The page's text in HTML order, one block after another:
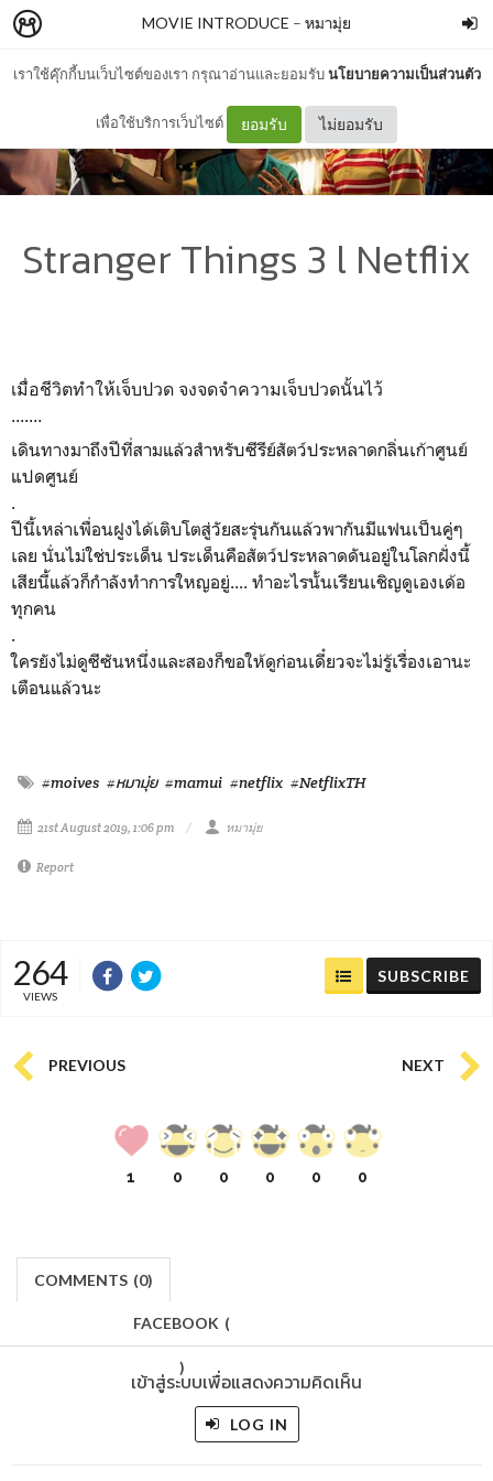
เราใช้คุ๊กกี้บนเว็บไซต์ของเรา กรุณาอ่านและยอมรับนโยบายความเป็นส่วนตัว
เพื่อใช้บริการเว็บไซต์ ยอมรับ ไม่ยอมรับ
MOVIE INTRODUCE – หมามุ่ย
Stranger Things 3 l Netflix
เมื่อชีวิตทำให้เจ็บปวด จงจดจำความเจ็บปวดนั้นไว้
.......
เดินทางมาถึงปีที่สามแล้วสำหรับซีรีย์สัตว์ประหลาดกลิ่นเก้าศูนย์
แปดศูนย์
.
ปีนี้เหล่าเพื่อนฝูงได้เติบโตสู่วัยสะรุ่นกันแล้วพากันมีแฟนเป็นคู่ๆ
เลย นั่นไม่ใช่ประเด็น ประเด็นคือสัตว์ประหลาดดันอยู่ในโลกฝั่งนี้
เสียนี้แล้วก็กำลังทำการใหญอยู่.... ทำอะไรนั้นเรียนเชิญดูเองเด้อ
ทุกคน
.
ใครยังไม่ดูซีซันหนึ่งและสองก็ขอให้ดูก่อนเดี๋ยวจะไม่รู้เรื่องเอานะ
เตือนแล้วนะ
#moives #หมามุ่ย #mamui #netflix #NetflixTH
21st August 2019, 1:06 pm หมามุ่ย
Report
264
VIEWS
SUBSCRIBE
PREVIOUS NEXT
1 0 0 0 0 0
COMMENTS (0)
FACEBOOK (
)
เข้าสู่ระบบเพื่อแสดงความคิดเห็น
LOG IN